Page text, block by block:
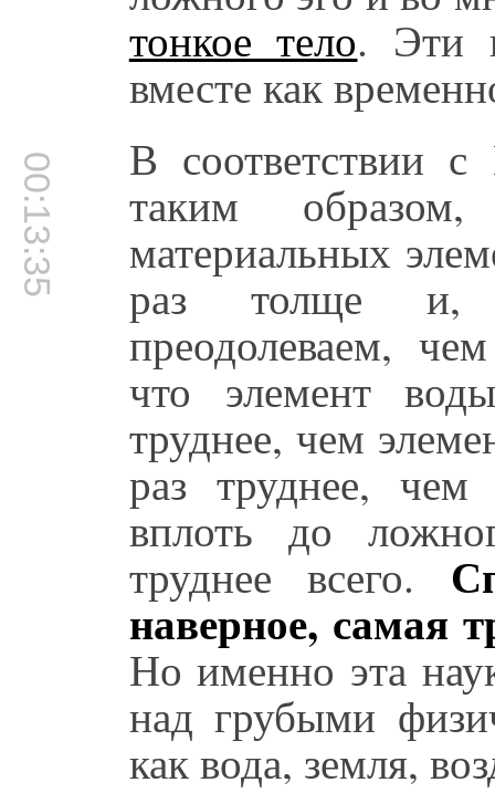
тонкое тело. Эти
вместе как
00:13:35 В соответствии с
таким
материальных
раз толще и,
преодолеваем,
что элемент
труднее, чем
раз труднее,
вплоть до
труднее всего.
наверное, самая
Но именно эта
над грубыми
как вода, земля,